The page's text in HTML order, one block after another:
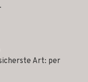
Art: per